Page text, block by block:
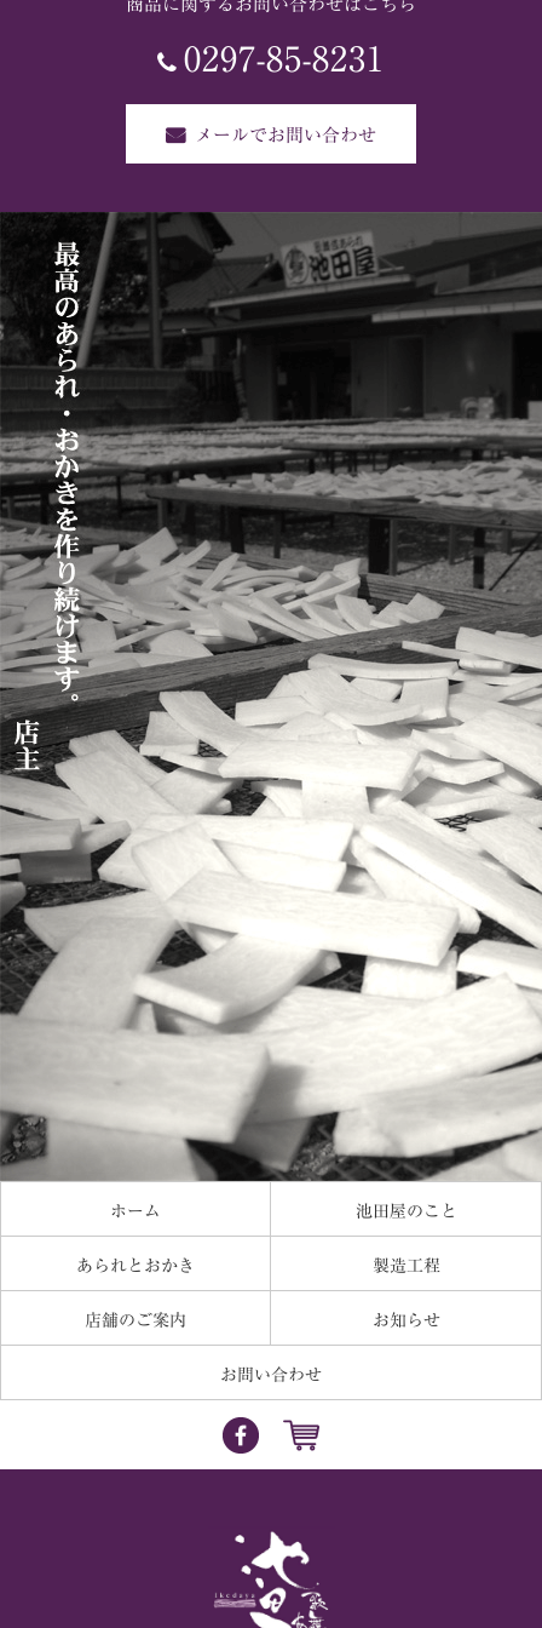
商品に関するお問い合わせはこちら
0297-85-8231
メールでお問い合わせ
ホーム 池田屋のこと
あられとおかき 製造工程
店舗のご案内 お知らせ
お問い合わせ